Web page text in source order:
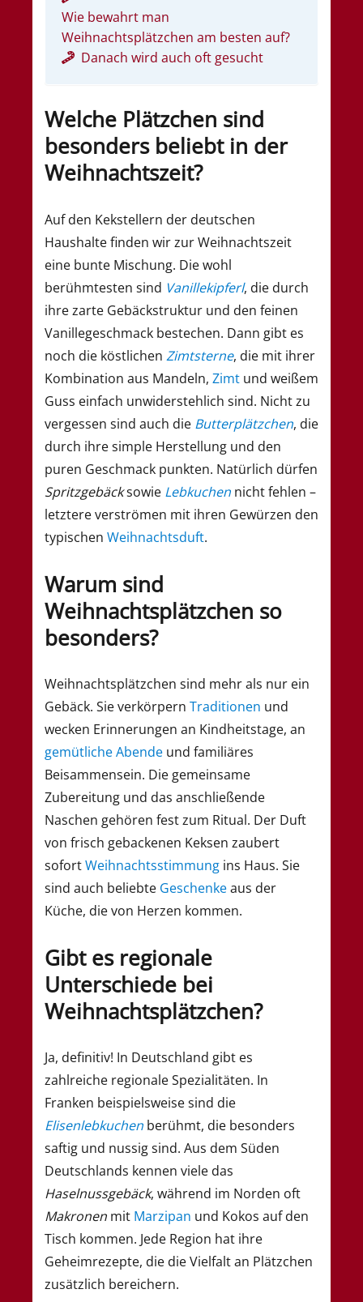
Wie bewahrt man
Weihnachtsplätzchen am besten auf?
Danach wird auch oft gesucht
Welche Plätzchen sind
besonders beliebt in der
Weihnachtszeit?
Auf den Kekstellern der deutschen
Haushalte finden wir zur Weihnachtszeit
eine bunte Mischung. Die wohl
berühmtesten sind Vanillekipferl, die durch
ihre zarte Gebäckstruktur und den feinen
Vanillegeschmack bestechen. Dann gibt es
noch die köstlichen Zimtsterne, die mit ihrer
Kombination aus Mandeln, Zimt und weißem
Guss einfach unwiderstehlich sind. Nicht zu
vergessen sind auch die Butterplätzchen, die
durch ihre simple Herstellung und den
puren Geschmack punkten. Natürlich dürfen
Spritzgebäcksowie Lebkuchen nicht fehlen –
letztere verströmen mit ihren Gewürzen den
typischen Weihnachtsduft.
Warum sind
Weihnachtsplätzchen so
besonders?
Weihnachtsplätzchen sind mehr als nur ein
Gebäck. Sie verkörpern Traditionen und
wecken Erinnerungen an Kindheitstage, an
gemütliche Abende und familiäres
Beisammensein. Die gemeinsame
Zubereitung und das anschließende
Naschen gehören fest zum Ritual. Der Duft
von frisch gebackenen Keksen zaubert
sofortWeihnachtsstimmung ins Haus. Sie
sind auch beliebte Geschenkeaus der
Küche, die von Herzen kommen.
Gibt es regionale
Unterschiede bei
Weihnachtsplätzchen?
Ja, definitiv! In Deutschland gibt es
zahlreiche regionale Spezialitäten. In
Franken beispielsweise sind die
Elisenlebkuchen berühmt, die besonders
saftig und nussig sind. Aus dem Süden
Deutschlands kennen viele das
Haselnussgebäck, während im Norden oft
Makronen mit Marzipan und Kokos auf den
Tisch kommen. Jede Region hat ihre
Geheimrezepte, die die Vielfalt an Plätzchen
zusätzlich bereichern.